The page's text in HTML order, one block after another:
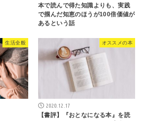
本で読んで得た知識よりも、実践
で掴んだ知恵のほうが100倍価値が
あるという話
生活全般 オススメの本
2020.12.17
【書評】『おとなになる本』を読